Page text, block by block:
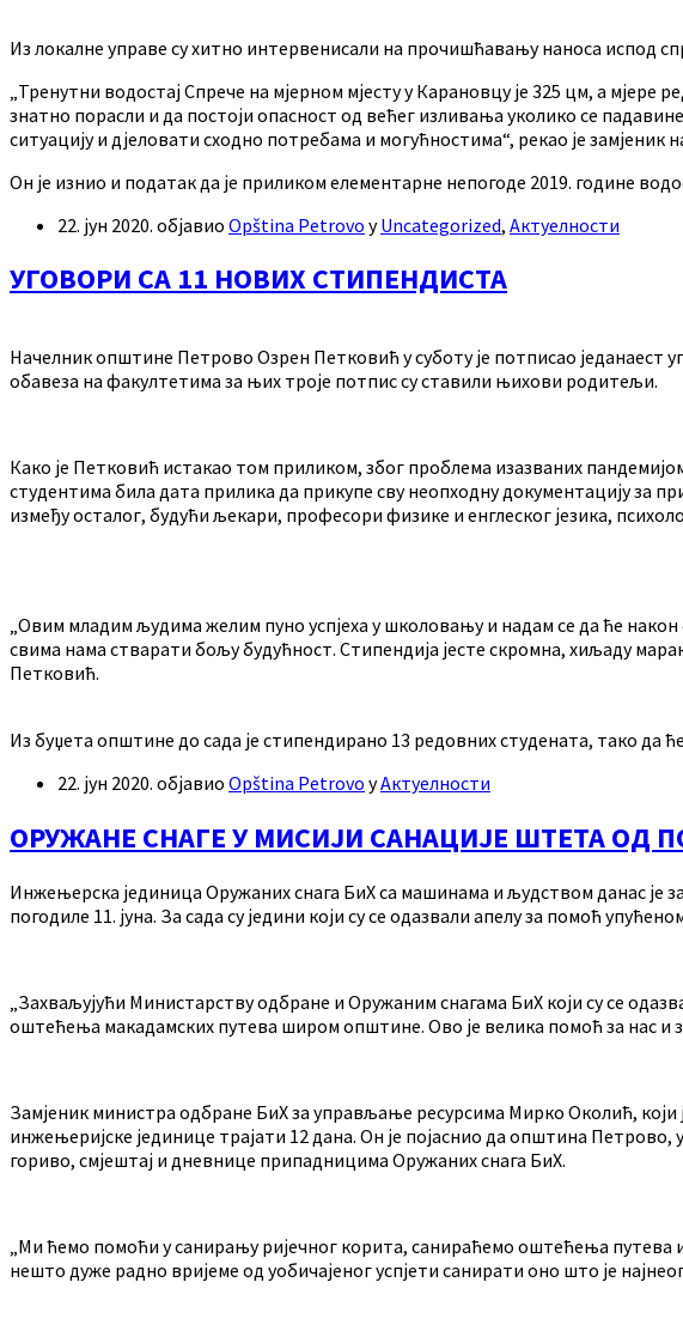
Из локалне управе су хитно интервенисали на прочишћавању наноса испод
„Тренутни водостај Спрече на мјерном мјесту у Карановцу је 325 цм, а
знатно порасли и да постоји опасност од већег изливања уколико се
ситуацију и дјеловати сходно потребама и могућностима“, рекао је
Он је изнио и податак да је приликом елементарне непогоде 2019. године
22. јун 2020. објавио Opština Petrovo уUncategorized, Актуелности
УГОВОРИ СА 11 НОВИХ СТИПЕНДИСТА
Начелник општине Петрово Озрен Петковић у суботу је потписао једанаест
обавеза на факултетима за њих троје потпис су ставили њихови родитељи.
Како је Петковић истакао том приликом, због проблема изазваних
студентима била дата прилика да прикупе сву неопходну документацију за
између осталог, будући љекари, професори физике и енглеског језика,
„Овим младим људима желим пуно успјеха у школовању и надам се да ће
свима нама стварати бољу будућност. Стипендија јесте скромна, хиљаду
Петковић.
Из буџета општине до сада је стипендирано 13 редовних студената, тако да
22. јун 2020. објавио Opština Petrovo уАктуелности
ОРУЖАНЕ СНАГЕ У МИСИЈИ САНАЦИЈЕ ШТЕТА ОД
Инжењерска јединица Оружаних снага БиХ са машинама и људством данас је
погодиле 11. јуна. За сада су једини који су се одазвали апелу за помоћ
„Захваљујући Министарству одбране и Оружаним снагама БиХ који су се
оштећења макадамских путева широм општине. Ово је велика помоћ за нас и
Замјеник министра одбране БиХ за управљање ресурсима Мирко Околић,
инжењеријске јединице трајати 12 дана. Он је појаснио да општина
гориво, смјештај и дневнице припадницима Оружаних снага БиХ.
„Ми ћемо помоћи у санирању ријечног корита, санираћемо оштећења путева
нешто дуже радно вријеме од уобичајеног успјети санирати оно што је